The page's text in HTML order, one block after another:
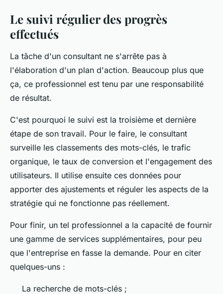
Le suivi régulier des progrès
effectués
La tâche d'un consultant ne s'arrête pas à
l'élaboration d'un plan d'action. Beaucoup plus que
ça, ce professionnel est tenu par une responsabilité
de résultat.
C'est pourquoi le suivi est la troisième et dernière
étape de son travail. Pour le faire, le consultant
surveille les classements des mots-clés, le trafic
organique, le taux de conversion et l'engagement des
utilisateurs. Il utilise ensuite ces données pour
apporter des ajustements et réguler les aspects de la
stratégie qui ne fonctionne pas réellement.
Pour finir, un tel professionnel a la capacité de fournir
une gamme de services supplémentaires, pour peu
que l'entreprise en fasse la demande. Pour en citer
quelques-uns :
La recherche de mots-clés ;